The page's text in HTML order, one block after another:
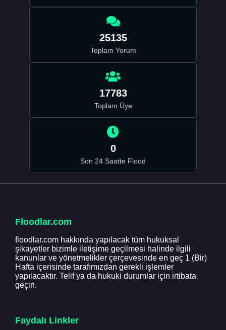
25135
Toplam Yorum
17783
Toplam Üye
0
Son 24 Saatte Flood
Floodlar.com
floodlar.com hakkında yapılacak tüm hukuksal
şikayetler bizimle iletişime geçilmesi halinde ilgili
kanunlar ve yönetmelikler çerçevesinde en geç 1 (Bir)
Hafta içerisinde tarafımızdan gerekli işlemler
yapılacaktır. Telif ya da hukuki durumlar için irtibata
geçin.
Faydalı Linkler